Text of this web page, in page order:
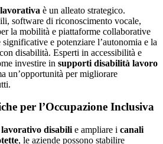
è un alleato strategico.
software di riconoscimento vocale,
la mobilità e piattaforme collaborative
significative e potenziare l’autonomia e la
disabilità. Esperti in accessibilità e
investire in supporti disabilità lavoro
un’opportunità per migliorare
per l’Occupazione Inclusiva
disabili e ampliare i canali
, le aziende possono stabilire